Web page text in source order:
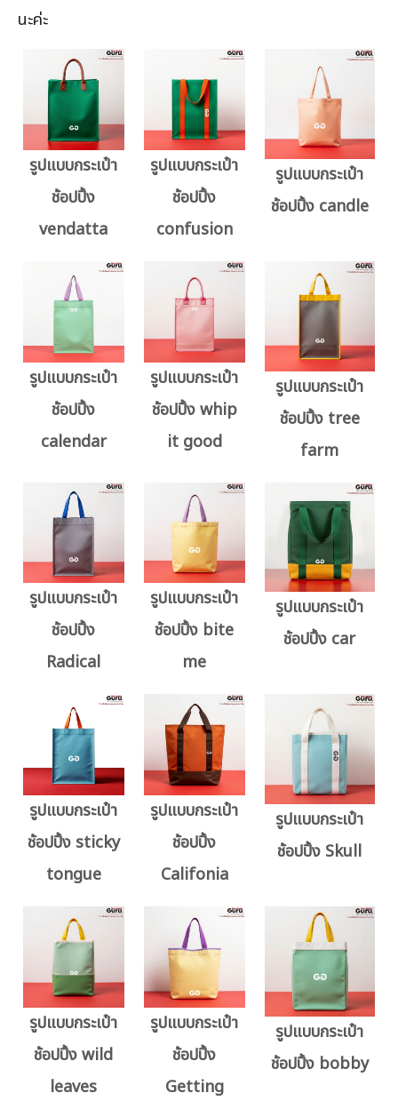
นะค่ะ
รูปแบบกระเป๋า
ช้อปปิ้ง
vendatta
รูปแบบกระเป๋า
ช้อปปิ้ง
confusion
รูปแบบกระเป๋า
ช้อปปิ้ง candle
รูปแบบกระเป๋า
ช้อปปิ้ง
calendar
รูปแบบกระเป๋า
ช้อปปิ้ง whip
it good
รูปแบบกระเป๋า
ช้อปปิ้ง tree
farm
รูปแบบกระเป๋า
ช้อปปิ้ง
Radical
รูปแบบกระเป๋า
ช้อปปิ้ง bite
me
รูปแบบกระเป๋า
ช้อปปิ้ง car
รูปแบบกระเป๋า
ช้อปปิ้ง sticky
tongue
รูปแบบกระเป๋า
ช้อปปิ้ง
Califonia
รูปแบบกระเป๋า
ช้อปปิ้ง Skull
รูปแบบกระเป๋า
ช้อปปิ้ง wild
leaves
รูปแบบกระเป๋า
ช้อปปิ้ง
Getting
รูปแบบกระเป๋า
ช้อปปิ้ง bobby